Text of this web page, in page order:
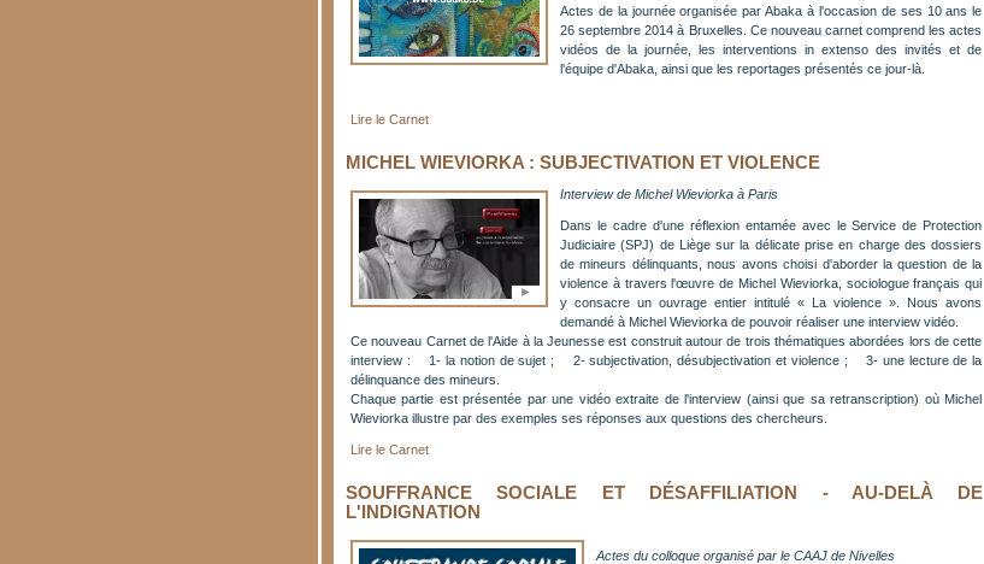
Actes de la journée organisée par Abaka à l'occasion de ses 10 ans le
26 septembre 2014 à Bruxelles. Ce nouveau carnet comprend les actes
vidéos de la journée, les interventions in extenso des invités et de
l'équipe d'Abaka, ainsi que les reportages présentés ce jour-là.
Lire le Carnet
MICHEL WIEVIORKA : SUBJECTIVATION ET VIOLENCE
Interview de Michel Wieviorka à Paris
Dans le cadre d'une réflexion entamée avec le Service de Protection
Judiciaire (SPJ) de Liège sur la délicate prise en charge des dossiers
de mineurs délinquants, nous avons choisi d'aborder la question de la
violence à travers l'œuvre de Michel Wieviorka, sociologue français qui
y consacre un ouvrage entier intitulé « La violence ». Nous avons
demandé à Michel Wieviorka de pouvoir réaliser une interview vidéo.
Ce nouveau Carnet de l'Aide à la Jeunesse est construit autour de trois thématiques abordées lors de cette
interview : 1- la notion de sujet ; 2- subjectivation, désubjectivation et violence ; 3- une lecture de la
délinquance des mineurs.
Chaque partie est présentée par une vidéo extraite de l'interview (ainsi que sa retranscription) où Michel
Wieviorka illustre par des exemples ses réponses aux questions des chercheurs.
Lire le Carnet
SOUFFRANCE SOCIALE ET DÉSAFFILIATION - AU-DELÀ DE
L'INDIGNATION
Actes du colloque organisé par le CAAJ de Nivelles